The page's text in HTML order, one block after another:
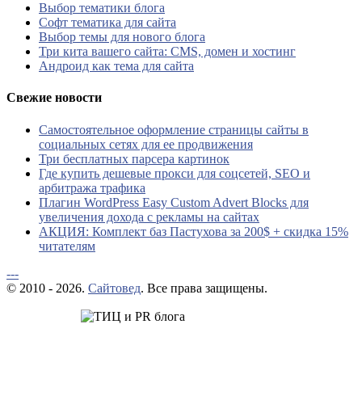
Выбор тематики блога
Софт тематика для сайта
Выбор темы для нового блога
Три кита вашего сайта: CMS, домен и хостинг
Андроид как тема для сайта
Свежие новости
Самостоятельное оформление страницы сайты в
социальных сетях для ее продвижения
Три бесплатных парсера картинок
Где купить дешевые прокси для соцсетей, SEO и
арбитража трафика
Плагин WordPress Easy Custom Advert Blocks для
увеличения дохода с рекламы на сайтах
АКЦИЯ: Комплект баз Пастухова за 200$ + скидка 15%
читателям
---
© 2010 - 2026. Сайтовед. Все права защищены.